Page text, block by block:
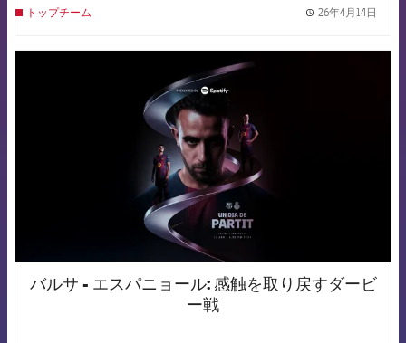
トップチーム 26年4月14日
FCB Barcelona badge
バルサ - エスパニョール: 感触を取り戻すダービ
ー戦